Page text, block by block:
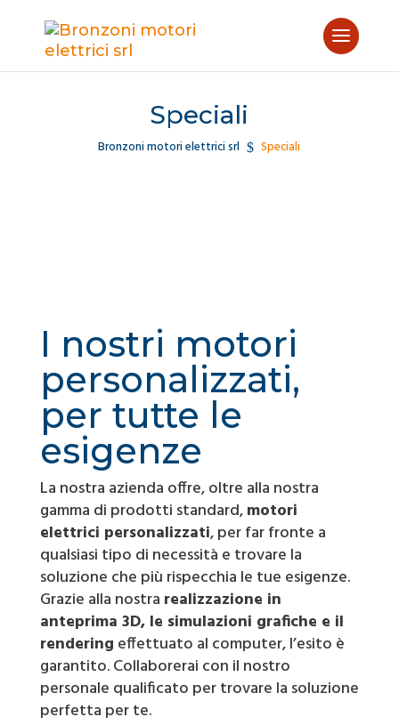
Speciali
Bronzoni motori elettrici srl $ Speciali
I nostri motori
personalizzati,
per tutte le
esigenze
La nostra azienda offre, oltre alla nostra
gamma di prodotti standard,motori
elettrici personalizzati, per far fronte a
qualsiasi tipo di necessità e trovare la
soluzione che più rispecchia le tue esigenze.
Grazie alla nostra realizzazione in
anteprima 3D, le simulazioni grafiche e il
rendering effettuato al computer, l’esito è
garantito. Collaborerai con il nostro
personale qualificato per trovare la soluzione
perfetta per te.